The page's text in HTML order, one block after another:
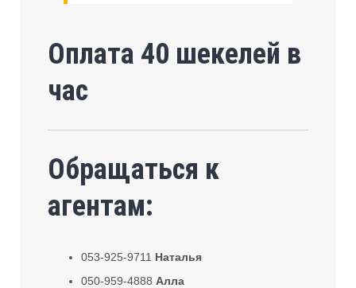
Оплата 40 шекелей в
час
Обращаться к
агентам:
053-925-9711 Наталья
050-959-4888 Алла